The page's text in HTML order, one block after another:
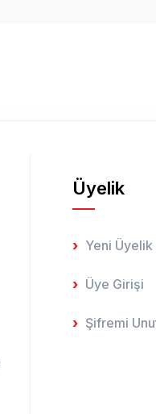
Üyelik
Yeni Üyelik
Üye Girişi
Şifremi